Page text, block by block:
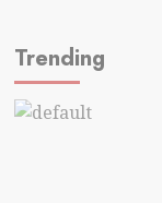
Trending